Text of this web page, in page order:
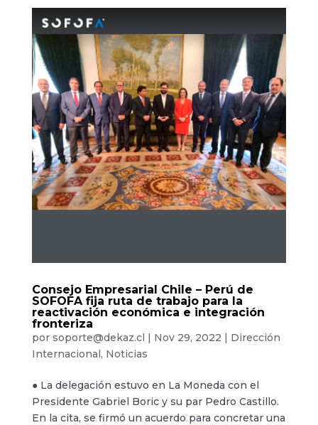
Consejo Empresarial Chile – Perú de
SOFOFA fija ruta de trabajo para la
reactivación económica e integración
fronteriza
por soporte@dekaz.cl | Nov 29, 2022 | Dirección
Internacional, Noticias
● La delegación estuvo en La Moneda con el
Presidente Gabriel Boric y su par Pedro Castillo.
En la cita, se firmó un acuerdo para concretar una